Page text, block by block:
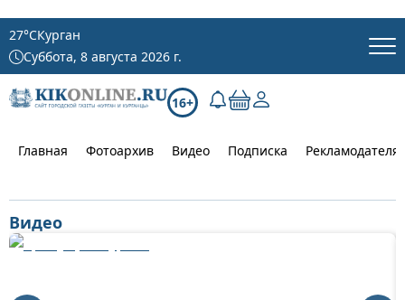
27°CКурган
Суббота, 8 августа 2026 г.
16+
Главная Фотоархив Видео Подписка
Видео